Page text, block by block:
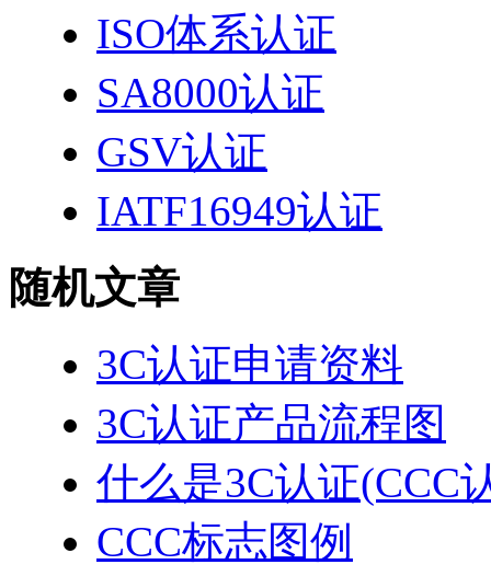
ISO体系认证
SA8000认证
GSV认证
IATF16949认证
随机文章
3C认证申请资料
3C认证产品流程图
什么是3C认证(CCC
CCC标志图例